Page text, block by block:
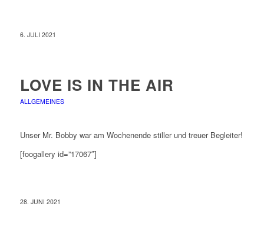
6. JULI 2021
LOVE IS IN THE AIR
ALLGEMEINES
Unser Mr. Bobby war am Wochenende stiller und treuer Begleiter!
[foogallery id=”17067″]
28. JUNI 2021